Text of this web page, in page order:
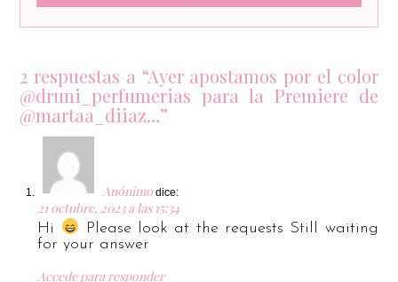
2 respuestas a “Ayer apostamos por el color
@druni_perfumerias para la Premiere de
@martaa_diiaz…”
Anónimo dice:
21 octubre, 2023 a las 15:34
Hi
Please look at the requests Still waiting
for your answer
Accede para responder